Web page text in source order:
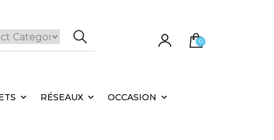
0
RÉSEAUX OCCASION